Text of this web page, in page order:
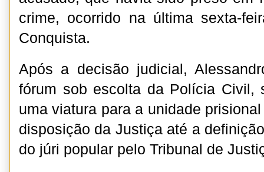
crime, ocorrido na última sexta-
Conquista.
Após a decisão judicial,
fórum sob escolta da Polícia Civil,
uma viatura para a unidade
disposição da Justiça até a
do júri popular pelo Tribunal de